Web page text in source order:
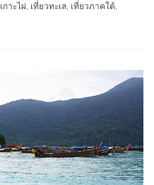
เกาะไผ่, เที่ยวทะเล, เที่ยวภาคใต้,